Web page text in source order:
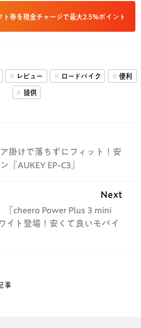
ト券を現金チャージで最大2.5%ポイント
レビュー ロードバイク 便利
提供
掛けで落ちずにフィット！安
『AUKEY EP-C3』
Next
『cheero Power Plus 3 mini
イト登場！安くて良いモバイ
事